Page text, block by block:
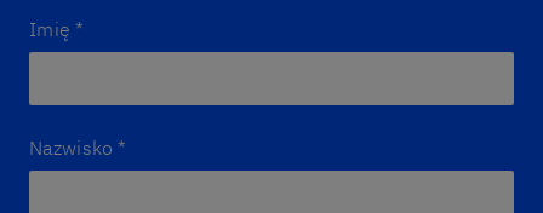
Imię *
Nazwisko *